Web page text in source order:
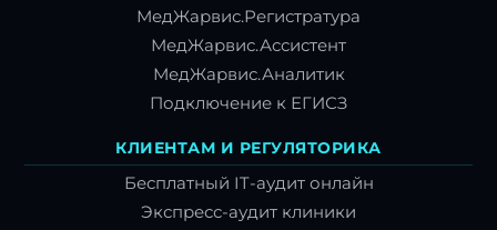
МедЖарвис.Регистратура
МедЖарвис.Ассистент
МедЖарвис.Аналитик
Подключение к ЕГИСЗ
КЛИЕНТАМ И РЕГУЛЯТОРИКА
Бесплатный IT-аудит онлайн
Экспресс-аудит клиники